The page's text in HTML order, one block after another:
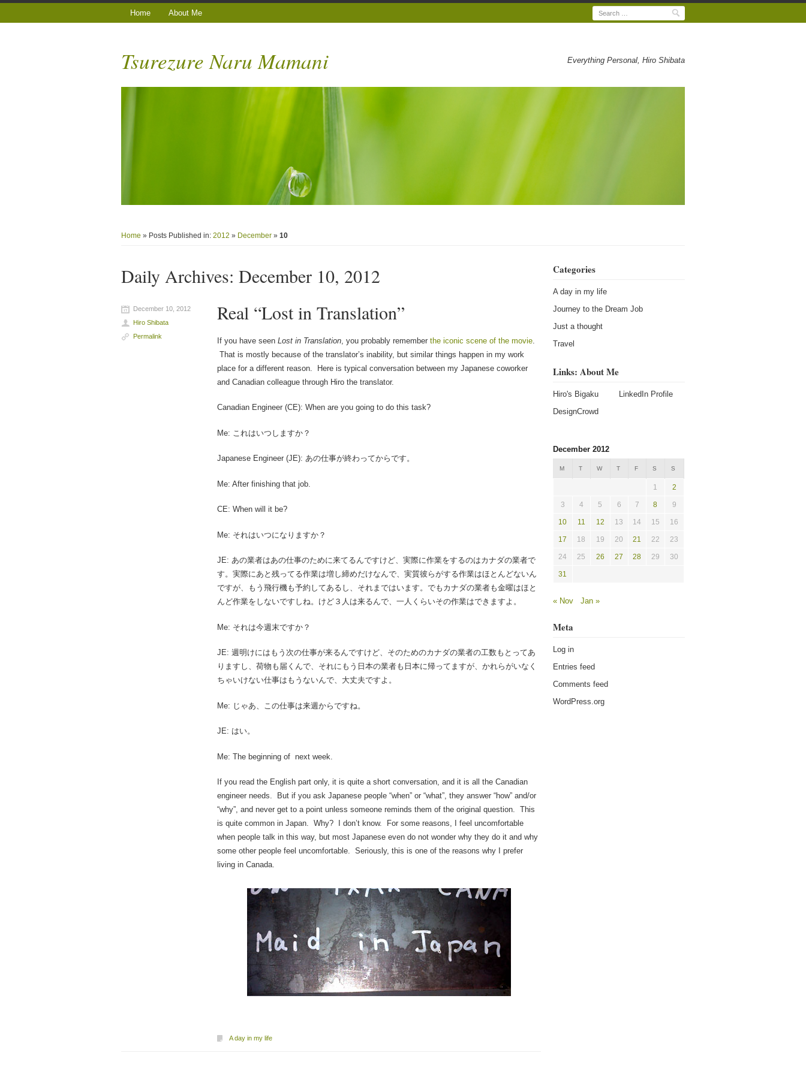
Home About Me Search
Tsurezure Naru Mamani Everything Personal, Hiro Shibata
Home » Posts Published in:2012 » December »10
Daily Archives:December 10, 2012
Real “Lost in Translation”
If you have seenLost in Translation , you probably rememberthe iconic scene of the movie
That is mostly because of the translator’s inability, but similar things happen in my work
place for a different reason. Here is typical conversation between my Japanese coworker
and Canadian colleague through Hiro the translator.
Canadian Engineer (CE): When are you going to do this task?
Me: これはいつしますか？
Japanese Engineer (JE): あの仕事が終わってからです。
Me: After finishing that job.
CE: When will it be?
Me: それはいつになりますか？
JE: あの業者はあの仕事のために来てるんですけど、実際に作業をするのはカナダの業者で
す。実際にあと残ってる作業は増し締めだけなんで、実質彼らがする作業はほとんどないん
ですが、もう飛行機も予約してあるし、それまではいます。でもカナダの業者も金曜はほと
んど作業をしないですしね。けど３人は来るんで、一人くらいその作業はできますよ。
Me: それは今週末ですか？
JE: 週明けにはもう次の仕事が来るんですけど、そのためのカナダの業者の工数もとってあ
りますし、荷物も届くんで、それにもう日本の業者も日本に帰ってますが、かれらがいなく
ちゃいけない仕事はもうないんで、大丈夫ですよ。
Me: じゃあ、この仕事は来週からですね。
JE: はい。
Me: The beginning of next week.
If you read the English part only, it is quite a short conversation, and it is all the Canadian
engineer needs. But if you ask Japanese people “when” or “what”, they answer “how” and/or
“why”, and never get to a point unless someone reminds them of the original question. This
is quite common in Japan. Why? I don’t know. For some reasons, I feel uncomfortable
when people talk in this way, but most Japanese even do not wonder why they do it and why
some other people feel uncomfortable. Seriously, this is one of the reasons why I prefer
living in Canada.
A day in my life
December 10, 2012
Hiro Shibata
Permalink
Categories
A day in my life
Journey to the Dream Job
Just a thought
Travel
Links: About Me
Hiro's Bigaku
LinkedIn Profile
DesignCrowd
December 2012
M T W T F S S
1 2
3 4 5 6 7 8 9
10 11 12 13 14 15 16
17 18 19 20 21 22 23
24 25 26 27 28 29 30
31
« Nov Jan »
Meta
Log in
Entries feed
Comments feed
WordPress.org